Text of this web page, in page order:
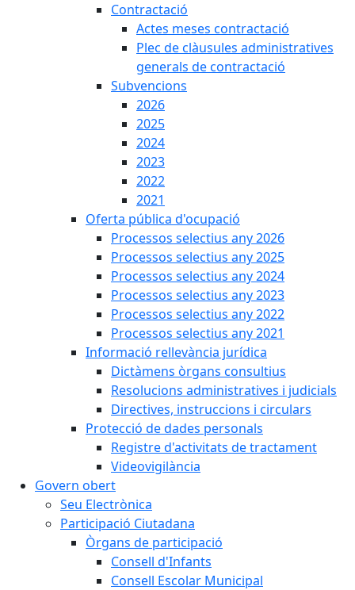
Contractació
Actes meses contractació
Plec de clàusules administratives
generals de contractació
Subvencions
2026
2025
2024
2023
2022
2021
Oferta pública d'ocupació
Processos selectius any 2026
Processos selectius any 2025
Processos selectius any 2024
Processos selectius any 2023
Processos selectius any 2022
Processos selectius any 2021
Informació rellevància jurídica
Dictàmens òrgans consultius
Resolucions administratives i judicials
Directives, instruccions i circulars
Protecció de dades personals
Registre d'activitats de tractament
Videovigilància
Govern obert
Seu Electrònica
Participació Ciutadana
Òrgans de participació
Consell d'Infants
Consell Escolar Municipal